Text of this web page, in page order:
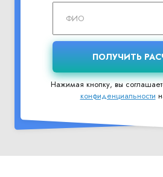
Нажимая кнопку, вы
конфиденциальности